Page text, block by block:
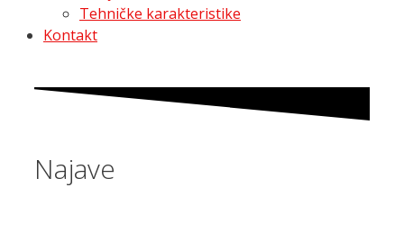
Tehničke karakteristike
Kontakt
Najave